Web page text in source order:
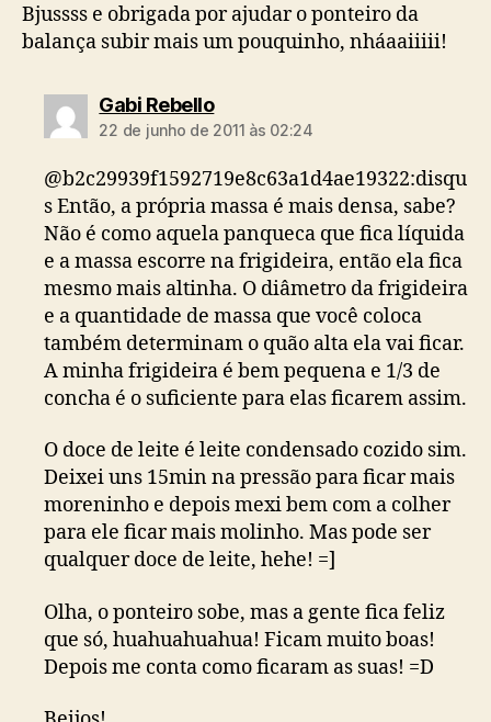
Bjussss e obrigada por ajudar o ponteiro da
balança subir mais um pouquinho, nháaaiiiii!
Gabi Rebellodiz:
22 de junho de 2011 às 02:24
@b2c29939f1592719e8c63a1d4ae19322:disqu
s Então, a própria massa é mais densa, sabe?
Não é como aquela panqueca que fica líquida
e a massa escorre na frigideira, então ela fica
mesmo mais altinha. O diâmetro da frigideira
e a quantidade de massa que você coloca
também determinam o quão alta ela vai ficar.
A minha frigideira é bem pequena e 1/3 de
concha é o suficiente para elas ficarem assim.
O doce de leite é leite condensado cozido sim.
Deixei uns 15min na pressão para ficar mais
moreninho e depois mexi bem com a colher
para ele ficar mais molinho. Mas pode ser
qualquer doce de leite, hehe! =]
Olha, o ponteiro sobe, mas a gente fica feliz
que só, huahuahuahua! Ficam muito boas!
Depois me conta como ficaram as suas! =D